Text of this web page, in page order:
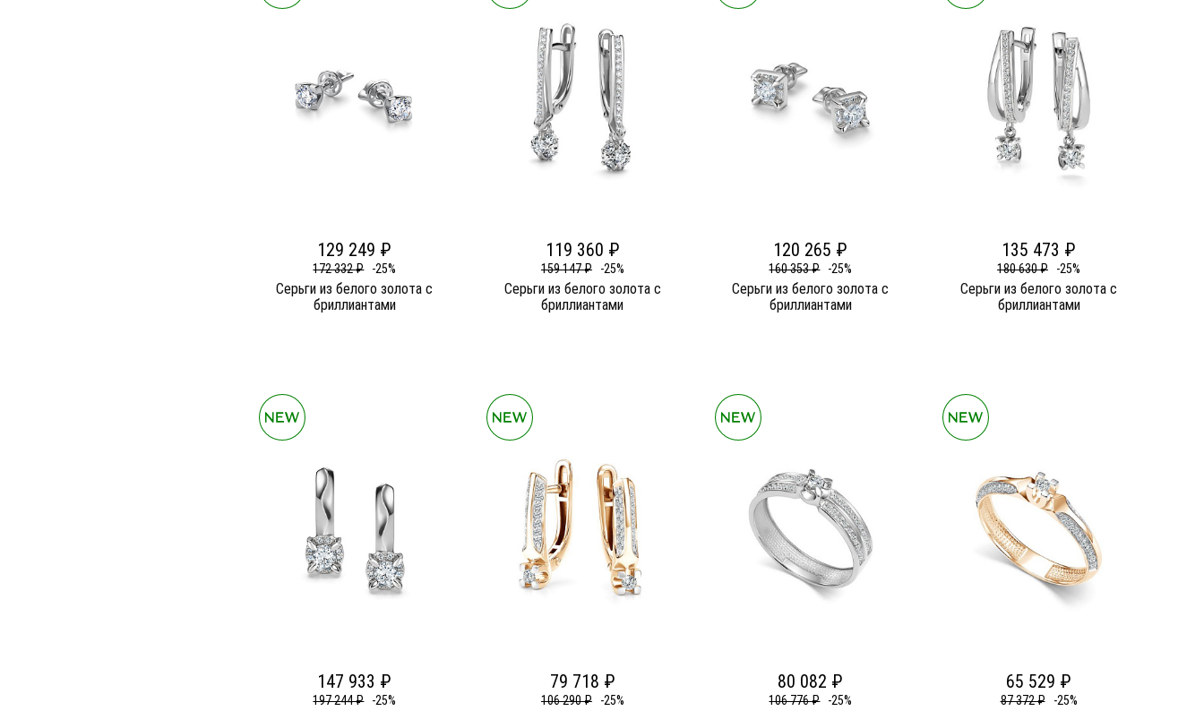
129 249 ₽
172 332 ₽ -25%
Серьги из белого золота c
бриллиантами
119 360 ₽
159 147 ₽ -25%
Серьги из белого золота c
бриллиантами
120 265 ₽
160 353 ₽ -25%
Серьги из белого золота c
бриллиантами
135 473 ₽
180 630 ₽ -25%
Серьги из белого золота c
бриллиантами
147 933 ₽
197 244 ₽ -25%
79 718 ₽
106 290 ₽ -25%
80 082 ₽
106 776 ₽ -25%
65 529 ₽
87 372 ₽ -25%